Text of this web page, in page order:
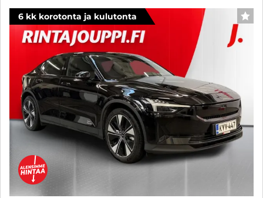
6 kk korotonta ja kulutonta